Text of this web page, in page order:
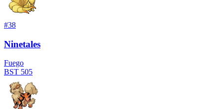
#38
Ninetales
Fuego
BST 505